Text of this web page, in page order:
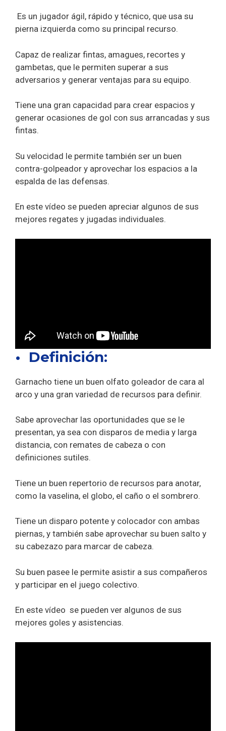
Es un jugador ágil, rápido y técnico, que usa su
pierna izquierda como su principal recurso.
Capaz de realizar fintas, amagues, recortes y
gambetas, que le permiten superar a sus
adversarios y generar ventajas para su equipo.
Tiene una gran capacidad para crear espacios y
generar ocasiones de gol con sus arrancadas y sus
fintas.
Su velocidad le permite también ser un buen
contra-golpeador y aprovechar los espacios a la
espalda de las defensas.
En este vídeo se pueden apreciar algunos de sus
mejores regates y jugadas individuales.
• Definición:
Garnacho tiene un buen olfato goleador de cara al
arco y una gran variedad de recursos para definir.
Sabe aprovechar las oportunidades que se le
presentan, ya sea con disparos de media y larga
distancia, con remates de cabeza o con
definiciones sutiles.
Tiene un buen repertorio de recursos para anotar,
como la vaselina, el globo, el caño o el sombrero.
Tiene un disparo potente y colocador con ambas
piernas, y también sabe aprovechar su buen salto y
su cabezazo para marcar de cabeza.
Su buen pasee le permite asistir a sus compañeros
y participar en el juego colectivo.
En este vídeo se pueden ver algunos de sus
mejores goles y asistencias.